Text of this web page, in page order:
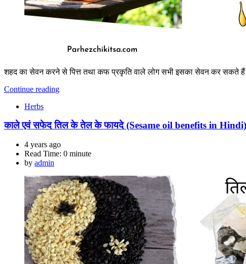
शहद का सेवन करने से पित्त तथा कफ प्रकृति वाले लोग सभी इसका सेवन कर सकते
Continue reading
Herbs
काले एवं सफेद तिल के तेल के फायदे (Sesame oil benefits in Hindi)
4 years ago
Read Time: 0 minute
by admin